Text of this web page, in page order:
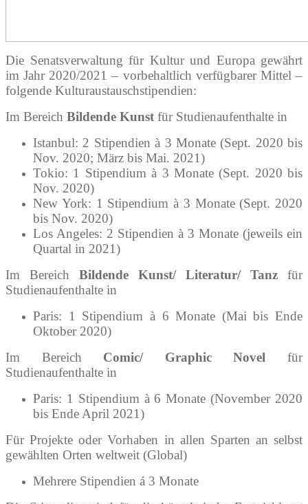
Die Senatsverwaltung für Kultur und Europa gewährt
im Jahr 2020/2021 – vorbehaltlich verfügbarer Mittel –
folgende Kulturaustauschstipendien:
Im Bereich Bildende Kunst für Studienaufenthalte in
Istanbul: 2 Stipendien à 3 Monate (Sept. 2020 bis
Nov. 2020; März bis Mai. 2021)
Tokio: 1 Stipendium à 3 Monate (Sept. 2020 bis
Nov. 2020)
New York: 1 Stipendium à 3 Monate (Sept. 2020
bis Nov. 2020)
Los Angeles: 2 Stipendien à 3 Monate (jeweils ein
Quartal in 2021)
Im Bereich Bildende Kunst/ Literatur/ Tanz für
Studienaufenthalte in
Paris: 1 Stipendium à 6 Monate (Mai bis Ende
Oktober 2020)
Im Bereich Comic/ Graphic Novel für
Studienaufenthalte in
Paris: 1 Stipendium à 6 Monate (November 2020
bis Ende April 2021)
Für Projekte oder Vorhaben in allen Sparten an selbst
gewählten Orten weltweit (Global)
Mehrere Stipendien á 3 Monate